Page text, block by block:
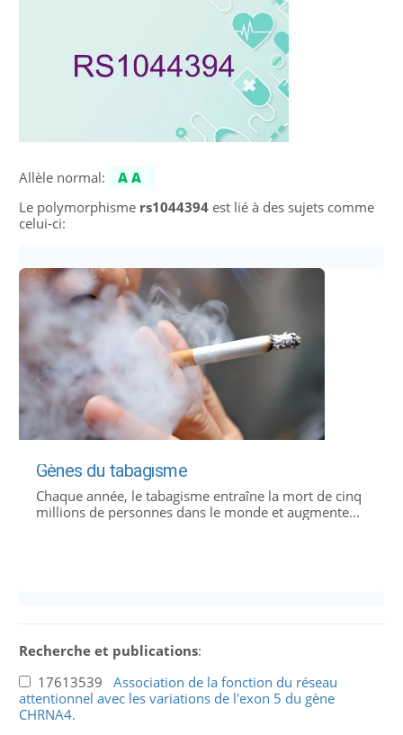
Allèle normal:
AA
Le polymorphisme rs1044394est lié à des sujets comme
celui-ci:
Gènes du tabagisme
Chaque année, le tabagisme entraîne la mort de cinq
millions de personnes dans le monde et augmente...
Recherche et publications:
17613539 Association de la fonction du réseau
attentionnel avec les variations de l'exon 5 du gène
CHRNA4.